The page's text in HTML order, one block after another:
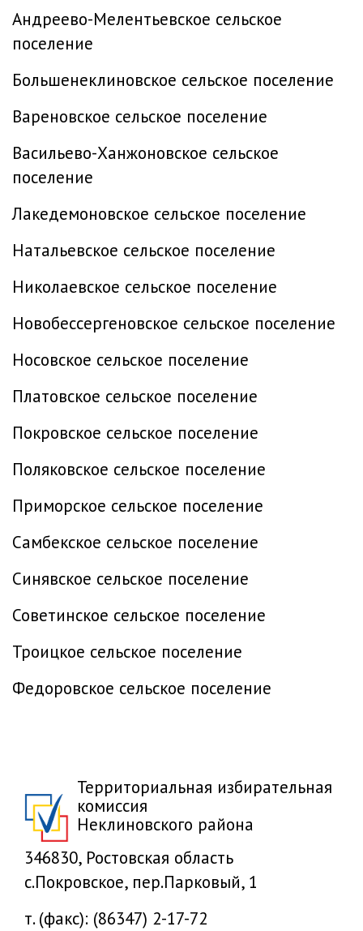
Андреево-Мелентьевское сельское
поселение
Большенеклиновское сельское поселение
Вареновское сельское поселение
Васильево-Ханжоновское сельское
поселение
Лакедемоновское сельское поселение
Натальевское сельское поселение
Николаевское сельское поселение
Новобессергеновское сельское поселение
Носовское сельское поселение
Платовское сельское поселение
Покровское сельское поселение
Поляковское сельское поселение
Приморское сельское поселение
Самбекское сельское поселение
Синявское сельское поселение
Советинское сельское поселение
Троицкое сельское поселение
Федоровское сельское поселение
Территориальная избирательная
комиссия
Неклиновского района
346830, Ростовская область
с.Покровское, пер.Парковый, 1
т. (факс): (86347) 2-17-72